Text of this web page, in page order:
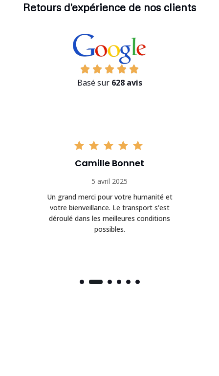
Retours d'expérience de nos clients
Basé sur 628 avis
Camille Bonnet
5 avril 2025
Un grand merci pour votre humanité et
votre bienveillance. Le transport s'est
déroulé dans les meilleures conditions
possibles.